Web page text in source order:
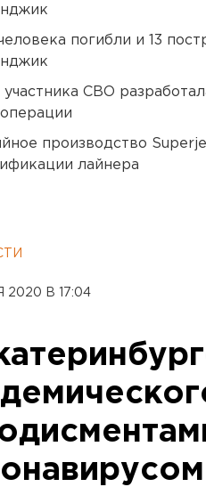
погибли и 13
участника СВО
производство
лайнера
2020 В 17:04